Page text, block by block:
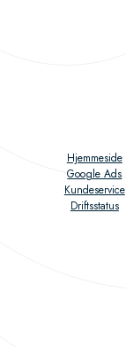
Hjemmeside
Google Ads
Kundeservice
Driftsstatus